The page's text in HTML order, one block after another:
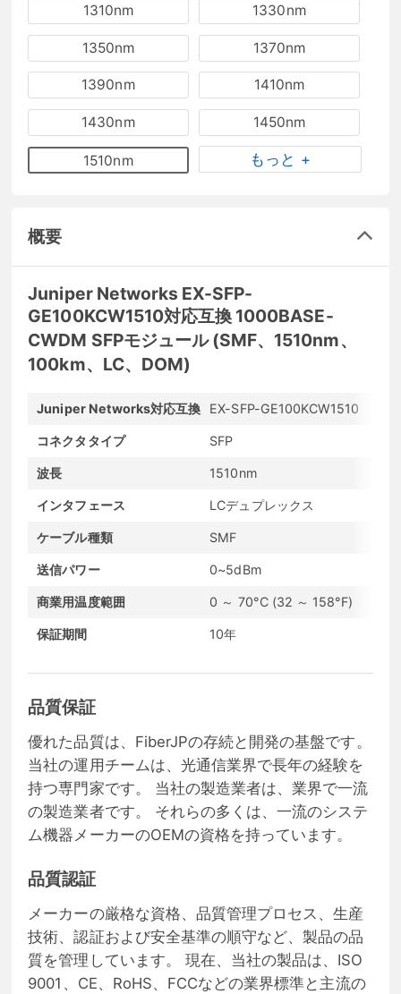
1310nm 1330nm
1350nm 1370nm
1390nm 1410nm
1430nm 1450nm
1510nm もっと +
概要
Juniper Networks EX-SFP-
GE100KCW1510対応互換 1000BASE-
CWDM SFPモジュール (SMF、1510nm、
100km、LC、DOM)
Juniper Networks対応互換 EX-SFP-GE100KCW1510
コネクタタイプ SFP
波長 1510nm
インタフェース LCデュプレックス
ケーブル種類 SMF
送信パワー 0~5dBm
商業用温度範囲 0 ～ 70°C (32 ～ 158°F)
保証期間 10年
品質保証
優れた品質は、FiberJPの存続と開発の基盤です。
当社の運用チームは、光通信業界で長年の経験を
持つ専門家です。 当社の製造業者は、業界で一流
の製造業者です。 それらの多くは、一流のシステ
ム機器メーカーのOEMの資格を持っています。
品質認証
メーカーの厳格な資格、品質管理プロセス、生産
技術、認証および安全基準の順守など、製品の品
質を管理しています。 現在、当社の製品は、ISO
9001、CE、RoHS、FCCなどの業界標準と主流の